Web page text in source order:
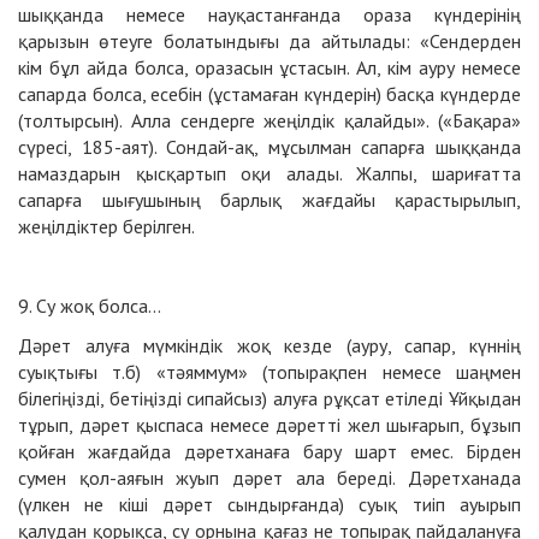
шыққанда немесе науқастанғанда ораза күндерінің
қарызын өтеуге болатындығы да айтылады: «Сендерден
кім бұл айда болса, оразасын ұстасын. Ал, кім ауру немесе
сапарда болса, есебін (ұстамаған күндерін) басқа күндерде
(толтырсын). Алла сендерге жеңілдік қалайды». («Бақара»
сүресі, 185-аят). Сондай-ақ, мұсылман сапарға шыққанда
намаздарын қысқартып оқи алады. Жалпы, шариғатта
сапарға шығушының барлық жағдайы қарастырылып,
жеңілдіктер берілген.
9. Су жоқ болса...
Дәрет алуға мүмкіндік жоқ кезде (ауру, сапар, күннің
суықтығы т.б) «тәяммум» (топырақпен немесе шаңмен
білегіңізді, бетіңізді сипайсыз) алуға рұқсат етіледі Ұйқыдан
тұрып, дәрет қыспаса немесе дәретті жел шығарып, бұзып
қойған жағдайда дәретханаға бару шарт емес. Бірден
сумен қол-аяғын жуып дәрет ала береді. Дәретханада
(үлкен не кіші дәрет сындырғанда) суық тиіп ауырып
қалудан қорықса, су орнына қағаз не топырақ пайдалануға